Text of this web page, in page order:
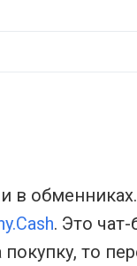
в
. Это чат-
то